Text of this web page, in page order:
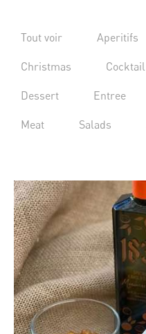
Tout voir Aperitifs
Christmas Cocktail
Dessert Entree
Meat Salads